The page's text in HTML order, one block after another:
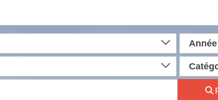
Année